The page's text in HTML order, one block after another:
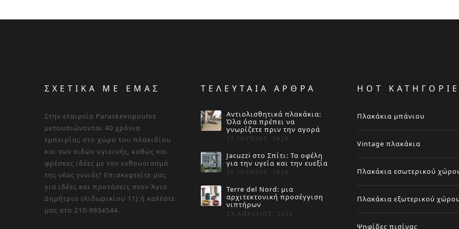
ΣΧΕΤΙΚΑ ΜΕ ΕΜΑΣ
Στην εταιρεία Paraskevopoulos
μετουσιώνονται 40 χρόνια
εμπειρίας στο χώρο του πλακιδίου
και των ειδών υγιεινής, καθώς και
φρέσκες ιδέες με τον ενθουσιασμό
της νέας γενιάς! Επισκεφτείτε μας
για ιδέες και προτάσεις στον Άγιο
Δημήτριο (Λιδωρικίου 11) ή καλέστε
μας στο 210-9934544.
ΤΕΛΕΥΤΑΙΑ ΑΡΘΡΑ
Αντιολισθητικά πλακάκια:
Όλα όσα πρέπει να
γνωρίζετε πριν την αγορά
27 ΙΟΥΝΊΟΥ, 2026
Jacuzzi στο Σπίτι: Τα οφέλη
για την υγεία και την ευεξία
20 ΙΟΥΝΊΟΥ, 2026
Terre del Nord: μια
αρχιτεκτονική προσέγγιση
νιπτήρων
23 ΑΠΡΙΛΊΟΥ, 2026
HOT
Πλακάκια μπάνιου
Vintage πλακάκια
Πλακάκια εσωτερικού
Πλακάκια εξωτερικού
Ψηφίδες πισίνας